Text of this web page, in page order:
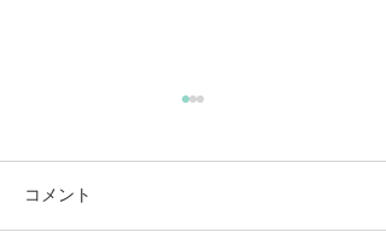
コメント